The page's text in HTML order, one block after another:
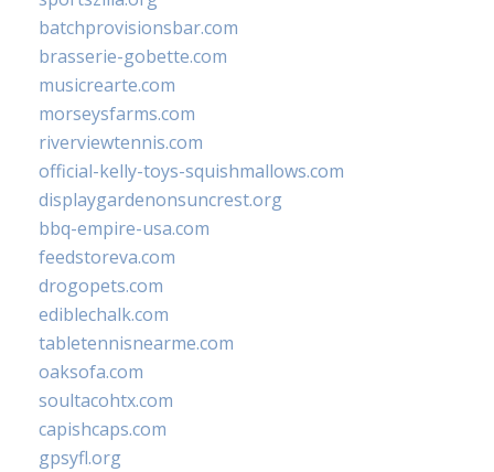
batchprovisionsbar.com
brasserie-gobette.com
musicrearte.com
morseysfarms.com
riverviewtennis.com
official-kelly-toys-squishmallows.com
displaygardenonsuncrest.org
bbq-empire-usa.com
feedstoreva.com
drogopets.com
ediblechalk.com
tabletennisnearme.com
oaksofa.com
soultacohtx.com
capishcaps.com
gpsyfl.org